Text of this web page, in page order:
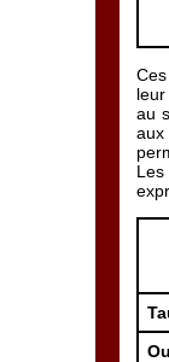
au
aux